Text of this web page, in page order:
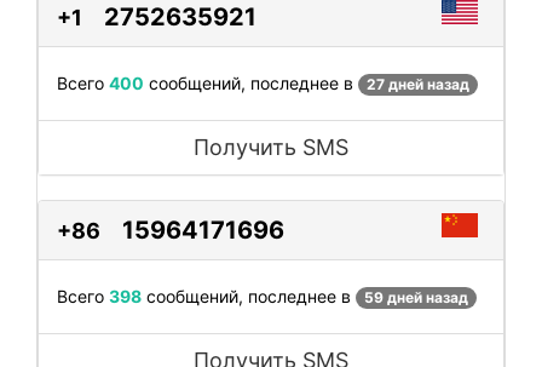
+1 2752635921
Всего 400 сообщений, последнее в 27 дней назад
Получить SMS
+86 15964171696
Всего 398 сообщений, последнее в 59 дней назад
Получить SMS